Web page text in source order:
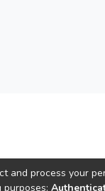
and process your